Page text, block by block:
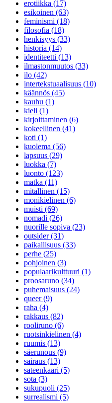
erotiikka (17)
esikoinen (63)
feminismi (18)
filosofia (18)
henkisyys (33)
historia (14)
identiteetti (13)
ilmastonmuutos (33)
ilo (42)
intertekstuaalisuus (10)
käännös (45)
kauhu (1)
kieli (1)
kirjoittaminen (6)
kokeellinen (41)
koti (1)
kuolema (56)
lapsuus (29)
luokka (7)
luonto (123)
matka (11)
mitallinen (15)
monikielinen (6)
muisti (69)
nomadi (26)
nuorille sopiva (23)
outsider (31)
paikallisuus (33)
perhe (25)
pohjoinen (3)
populaarikulttuuri (1)
proosaruno (34)
puhemaisuus (24)
queer (9)
raha (4)
rakkaus (82)
rooliruno (6)
ruotsinkielinen (4)
ruumis (13)
säerunous (9)
sairaus (13)
sateenkaari (5)
sota (3)
sukupuoli (25)
surrealismi (5)